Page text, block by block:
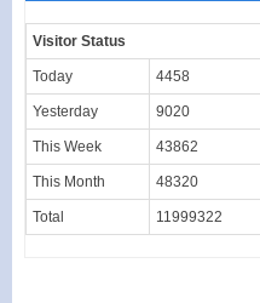
Visitor Status
Today 4458
Yesterday 9020
This Week 43862
This Month 48320
Total 11999322